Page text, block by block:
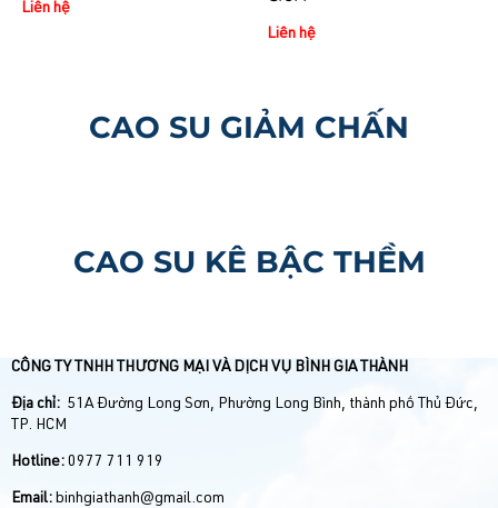
CAO SU GIẢM CHẤN
CAO SU KÊ BẬC THỀM
CÔNG TY TNHH THƯƠNG MẠI VÀ DỊCH VỤ BÌNH GIA THÀNH
Địa chỉ: 51A Đường Long Sơn, Phường Long Bình, thành phố Thủ Đức,
TP. HCM
Hotline: 0977 711 919
Email: binhgiathanh@gmail.com